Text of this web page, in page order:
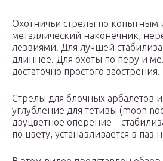
Охотничьи стрелы по копытным
металлический наконечник,
лезвиями. Для лучшей
длиннее. Для охоты по перу и
достаточно простого заострения.
Стрелы для блочных арбалетов
углубление для тетивы (moon
двуцветное оперение –
по цвету, устанавливается в